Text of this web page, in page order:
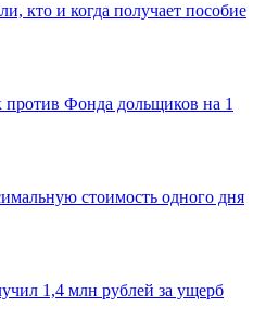
кто и когда получает пособие
Фонда дольщиков на 1
стоимость одного дня
1,4 млн рублей за ущерб